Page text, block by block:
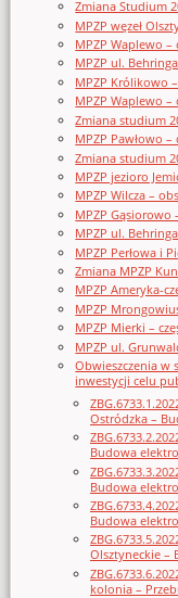
Zmiana Studium
MPZP węzeł
MPZP Waplewo –
MPZP ul. Behringa
MPZP Królikowo –
MPZP Waplewo –
Zmiana studium
MPZP Pawłowo –
Zmiana studium
MPZP jezioro
MPZP Wilcza –
MPZP Gąsiorowo
MPZP ul.
MPZP Perłowa i
Zmiana MPZP
MPZP Ameryka-
MPZP
MPZP Mierki –
MPZP ul.
Obwieszczenia w
inwestycji celu
Ostródzka –
Budowa
Budowa
Budowa
Olsztyneckie –
kolonia –